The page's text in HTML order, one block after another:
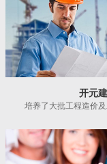
开元
培养了大批工程造价